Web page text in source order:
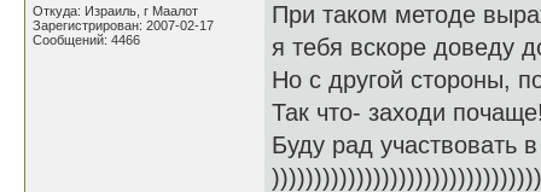
Откуда: Израиль, г Маалот
Зарегистрирован: 2007-02-17
Сообщений: 4466
При таком методе
я тебя вскоре доведу
Но с другой стороны,
Так что- заходи
Буду рад участвовать